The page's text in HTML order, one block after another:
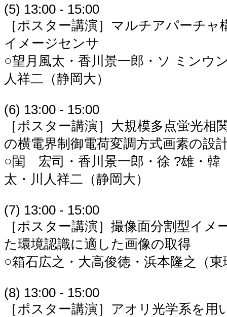
(5) 13:00 - 15:00
［ポスター講演］マルチアパーチャ
イメージセンサ
○望月風太・香川景一郎・ソ ミンウ
人祥二（静岡大）
(6) 13:00 - 15:00
［ポスター講演］大規模多点蛍光相
の横電界制御電荷変調方式画素の設
○閨 宏司・香川景一郎・徐 ?雄・
太・川人祥二（静岡大）
(7) 13:00 - 15:00
［ポスター講演］撮像面分割型イメ
た環境認識に適した画像の取得
○箱石広之・大高俊徳・浜本隆之（東
(8) 13:00 - 15:00
［ポスター講演］アオリ光学系を用